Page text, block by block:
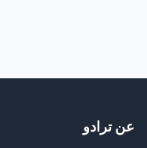
عن ترادو